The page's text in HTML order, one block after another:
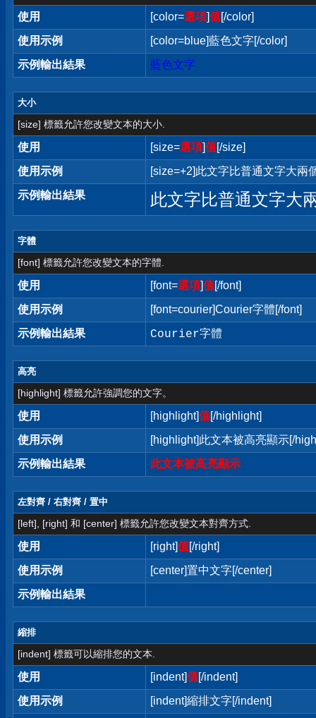
使用 [color=選項]值[/color]
使用示例
[color=blue]藍色文字[/color]
示例輸出結果
藍色文字
大小
[size] 標籤允許您改變文本的大小.
使用 [size=選項]值[/size]
使用示例
[size=+2]此文字比普通文字大兩
示例輸出結果
此文字比普通文字大
字體
[font] 標籤允許您改變文本的字體.
使用 [font=選項]值[/font]
使用示例
[font=courier]Courier字體[/font]
示例輸出結果
Courier字體
高亮
[highlight] 標籤允許強調您的文字。
使用 [highlight]值[/highlight]
使用示例
[highlight]此文本被高亮顯示[/
示例輸出結果
此文本被高亮顯示
左對齊 / 右對齊 / 置中
[left], [right] 和 [center] 標籤允許您改變文本對齊方式.
使用 [right]值[/right]
使用示例
[center]置中文字[/center]
示例輸出結果
縮排
[indent] 標籤可以縮排您的文本.
使用 [indent]值[/indent]
使用示例
[indent]縮排文字[/indent]